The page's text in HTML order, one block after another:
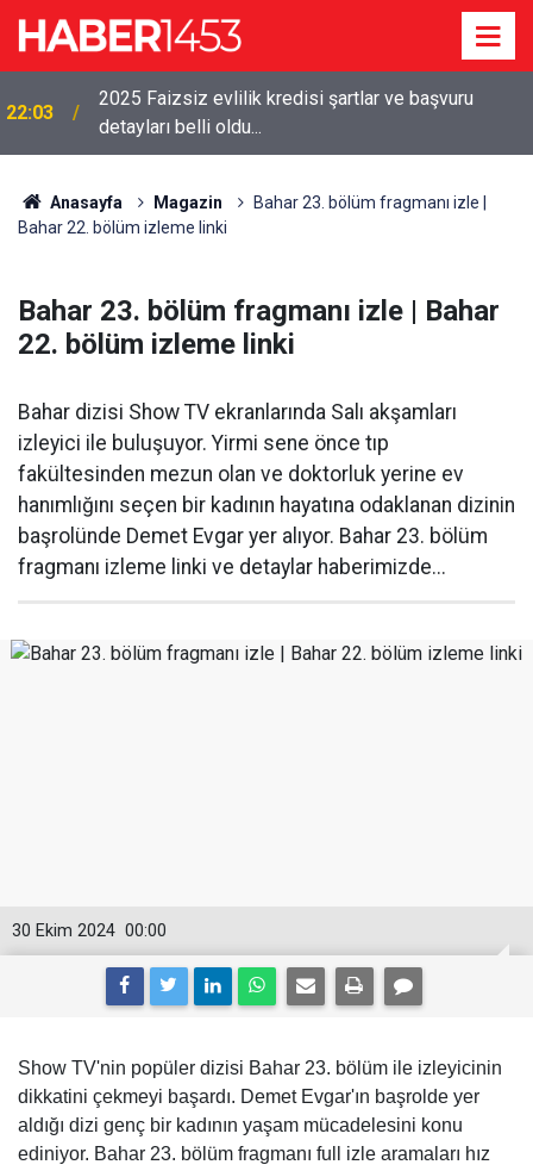
22:03
2025 Faizsiz evlilik kredisi şartlar ve başvuru
detayları belli oldu...
Anasayfa Magazin
Bahar 23. bölüm fragmanı izle |
Bahar 22. bölüm izleme linki
Bahar 23. bölüm fragmanı izle | Bahar
22. bölüm izleme linki
Bahar dizisi Show TV ekranlarında Salı akşamları
izleyici ile buluşuyor. Yirmi sene önce tıp
fakültesinden mezun olan ve doktorluk yerine ev
hanımlığını seçen bir kadının hayatına odaklanan dizinin
başrolünde Demet Evgar yer alıyor. Bahar 23. bölüm
fragmanı izleme linki ve detaylar haberimizde...
00:00
30 Ekim 2024
Show TV'nin popüler dizisi Bahar 23. bölüm ile izleyicinin
dikkatini çekmeyi başardı. Demet Evgar'ın başrolde yer
aldığı dizi genç bir kadının yaşam mücadelesini konu
ediniyor. Bahar 23. bölüm fragmanı full izle aramaları hız